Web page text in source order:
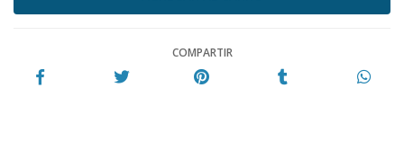
COMPARTIR